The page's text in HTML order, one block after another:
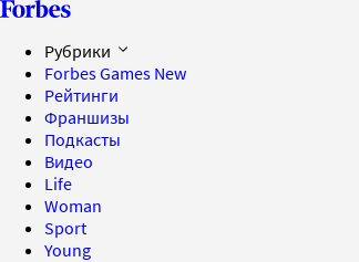
Рубрики
Forbes Games New
Рейтинги
Франшизы
Подкасты
Видео
Life
Woman
Sport
Young